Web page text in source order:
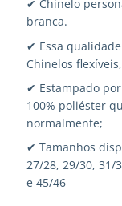
✔ Chinelo
branca.
✔ Essa
Chinelos
✔ Estampado
100% poliéster
normalmente;
✔ Tamanhos
27/28, 29/30, 31/
e 45/46